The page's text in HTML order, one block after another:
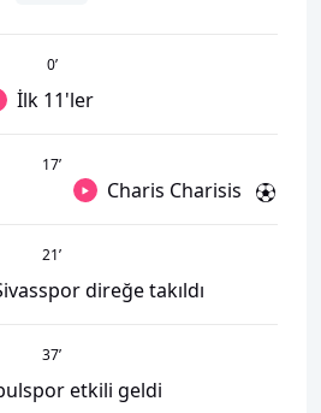
0’
İlk 11'ler
17’
Charis Charisis
21’
direğe takıldı
37’
etkili geldi